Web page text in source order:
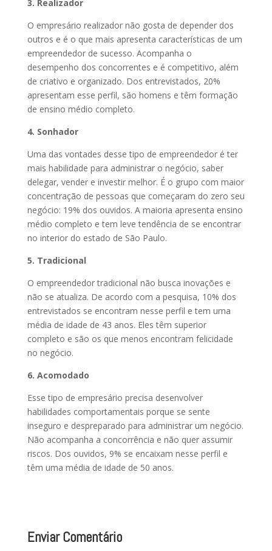
3. Realizador
O empresário realizador não gosta de depender dos
outros e é o que mais apresenta características de um
empreendedor de sucesso. Acompanha o
desempenho dos concorrentes e é competitivo, além
de criativo e organizado. Dos entrevistados, 20%
apresentam esse perfil, são homens e têm formação
de ensino médio completo.
4. Sonhador
Uma das vontades desse tipo de empreendedor é ter
mais habilidade para administrar o negócio, saber
delegar, vender e investir melhor. É o grupo com maior
concentração de pessoas que começaram do zero seu
negócio: 19% dos ouvidos. A maioria apresenta ensino
médio completo e tem leve tendência de se encontrar
no interior do estado de São Paulo.
5. Tradicional
O empreendedor tradicional não busca inovações e
não se atualiza. De acordo com a pesquisa, 10% dos
entrevistados se encontram nesse perfil e tem uma
média de idade de 43 anos. Eles têm superior
completo e são os que menos encontram felicidade
no negócio.
6. Acomodado
Esse tipo de empresário precisa desenvolver
habilidades comportamentais porque se sente
inseguro e despreparado para administrar um negócio.
Não acompanha a concorrência e não quer assumir
riscos. Dos ouvidos, 9% se encaixam nesse perfil e
têm uma média de idade de 50 anos.
Enviar Comentário